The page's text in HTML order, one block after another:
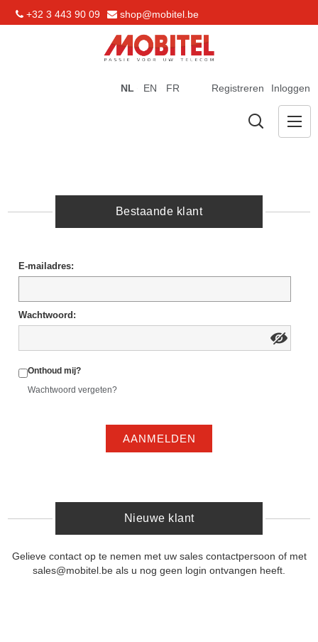
+32 3 443 90 09 shop@mobitel.be
Registreren Inloggen
NL EN FR
Bestaande klant
E-mailadres:
Wachtwoord:
Onthoud mij?
Wachtwoord vergeten?
AANMELDEN
Nieuwe klant
Gelieve contact op te nemen met uw sales contactpersoon of met
sales@mobitel.be als u nog geen login ontvangen heeft.